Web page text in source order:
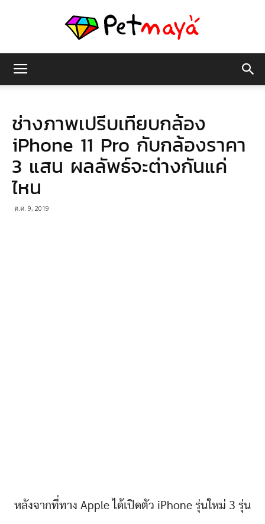
มายา
ช่างภาพเปรีบเทียบกล้อง
iPhone 11 Pro กับกล้องราคา
3 แสน ผลลัพธ์จะต่างกันแค่
ไหน
ต.ค. 9, 2019
หลังจากที่ทาง Apple ได้เปิดตัว iPhone รุ่นใหม่ 3 รุ่น